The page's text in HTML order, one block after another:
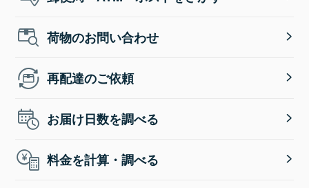
荷物のお問い合わせ
再配達のご依頼
お届け日数を調べる
料金を計算・調べる